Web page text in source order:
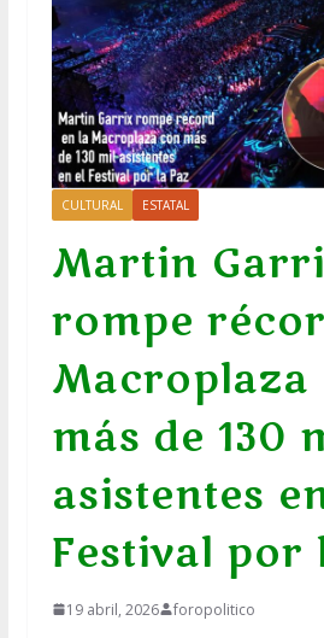
CULTURAL ESTATAL
Martin
rompe
Macroplaza
más de 130
asistentes
Festival por
19 abril, 2026 foropolitico